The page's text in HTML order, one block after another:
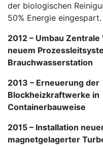
der biologischen
50% Energie eingespart.
2012 – Umbau
neuem
Brauchwasserstation
2013 – Erneuerung der
Blockheizkraftwerke in
Containerbauweise
2015 – Installation
magnetgelagerter